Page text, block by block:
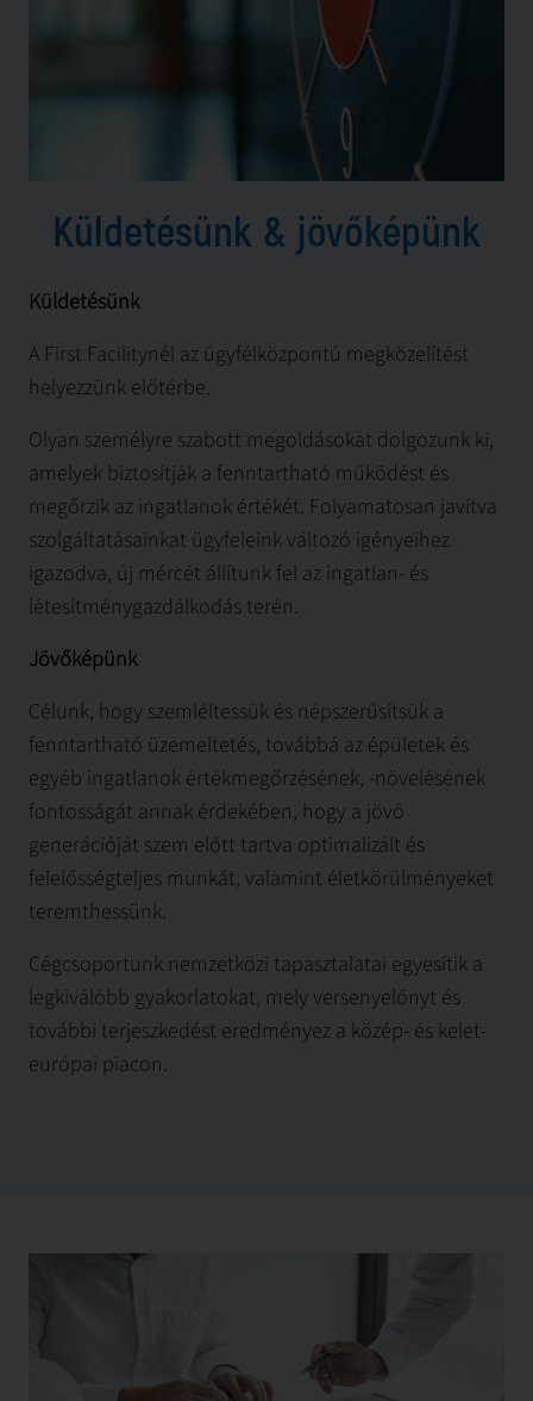
Küldetésünk & jövőképünk
Küldetésünk
A First Facilitynél az ügyfélközpontú megközelítést
helyezzünk előtérbe.
Olyan személyre szabott megoldásokat dolgozunk ki,
amelyek biztosítják a fenntartható működést és
megőrzik az ingatlanok értékét. Folyamatosan javítva
szolgáltatásainkat ügyfeleink változó igényeihez
igazodva, új mércét állítunk fel az ingatlan- és
létesítménygazdálkodás terén.
Jövőképünk
Célunk, hogy szemléltessük és népszerűsítsük a
fenntartható üzemeltetés, továbbá az épületek és
egyéb ingatlanok értékmegőrzésének, -növelésének
fontosságát annak érdekében, hogy a jövő
generációját szem előtt tartva optimalizált és
felelősségteljes munkát, valamint életkörülményeket
teremthessünk.
Cégcsoportunk nemzetközi tapasztalatai egyesítik a
legkiválóbb gyakorlatokat, mely versenyelőnyt és
további terjeszkedést eredményez a közép- és kelet-
európai piacon.